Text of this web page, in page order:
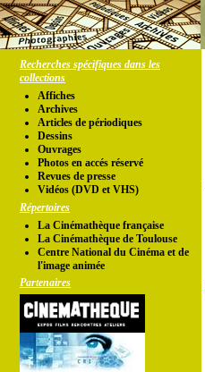
Recherches spécifiques dans les
collections
Affiches
Archives
Articles de périodiques
Dessins
Ouvrages
Photos en accés réservé
Revues de presse
Vidéos (DVD et VHS)
Répertoires
La Cinémathèque française
La Cinémathèque de Toulouse
Centre National du Cinéma et de
l'image animée
Partenaires